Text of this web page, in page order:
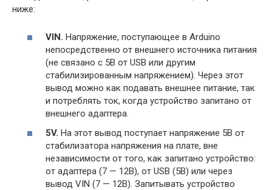
ниже:
VIN. Напряжение, поступающее в Arduino
непосредственно от внешнего источника питания
(не связано с 5В от USB или другим
стабилизированным напряжением). Через этот
вывод можно как подавать внешнее питание, так
и потреблять ток, когда устройство запитано от
внешнего адаптера.
5V. На этот вывод поступает напряжение 5В от
стабилизатора напряжения на плате, вне
независимости от того, как запитано устройство:
от адаптера (7 — 12В), от USB (5В) или через
вывод VIN (7 — 12В). Запитывать устройство